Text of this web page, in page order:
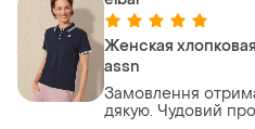
Женская
assn
Замовлення
дякую. Чудовий